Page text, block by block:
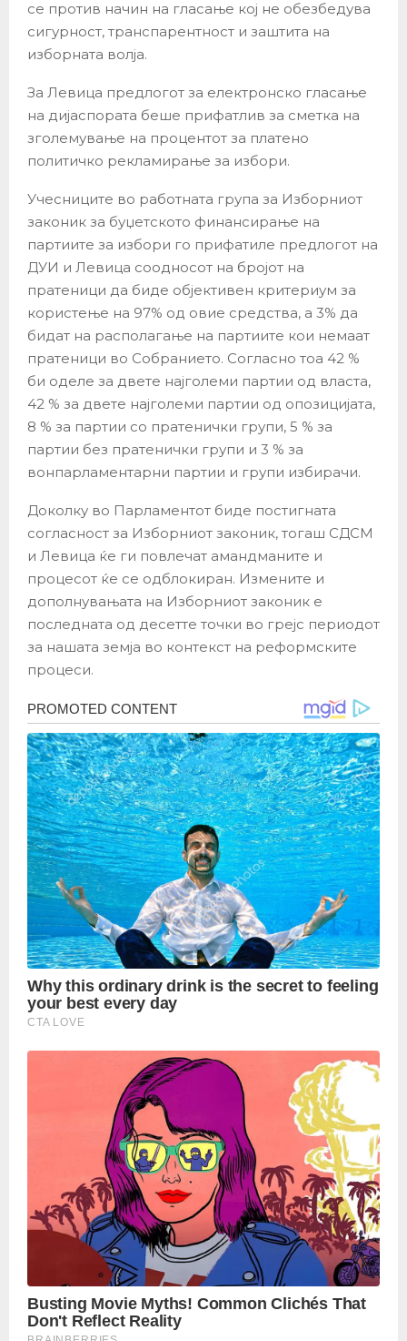
се против начин на гласање кој не обезбедува
сигурност, транспарентност и заштита на
изборната волја.
За Левица предлогот за електронско гласање
на дијаспората беше прифатлив за сметка на
зголемување на процентот за платено
политичко рекламирање за избори.
Учесниците во работната група за Изборниот
законик за буџетското финансирање на
партиите за избори го прифатиле предлогот на
ДУИ и Левица соодносот на бројот на
пратеници да биде објективен критериум за
користење на 97% од овие средства, а 3% да
бидат на располагање на партиите кои немаат
пратеници во Собранието. Согласно тоа 42 %
би оделе за двете најголеми партии од власта,
42 % за двете најголеми партии од опозицијата,
8 % за партии со пратенички групи, 5 % за
партии без пратенички групи и 3 % за
вонпарламентарни партии и групи избирачи.
Доколку во Парламентот биде постигната
согласност за Изборниот законик, тогаш СДСМ
и Левица ќе ги повлечат амандманите и
процесот ќе се одблокиран. Измените и
дополнувањата на Изборниот законик е
последната од десетте точки во грејс периодот
за нашата земја во контекст на реформските
процеси.